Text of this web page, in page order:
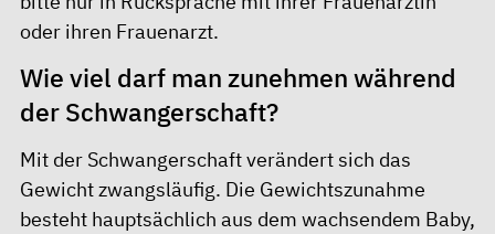
oder ihren Frauenarzt.
Wie viel darf man zunehmen während
der Schwangerschaft?
Mit der Schwangerschaft verändert sich das
Gewicht zwangsläufig. Die Gewichtszunahme
besteht hauptsächlich aus dem wachsendem Baby,